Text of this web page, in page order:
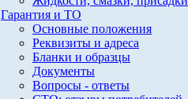
Гарантия и ТО
Основные положения
Реквизиты и адреса
Бланки и образцы
Документы
Вопросы - ответы